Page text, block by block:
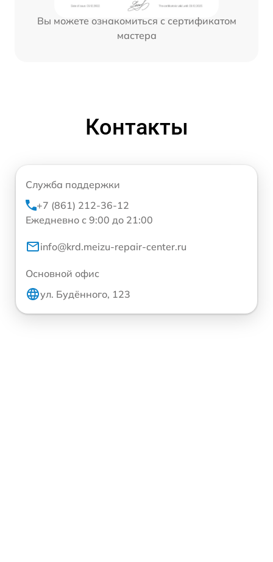
Вы можете ознакомиться с сертификатом
мастера
Контакты
Служба поддержки
+7 (861) 212-36-12
Ежедневно с 9:00 до 21:00
info@krd.meizu-repair-center.ru
Основной офис
ул. Будённого, 123